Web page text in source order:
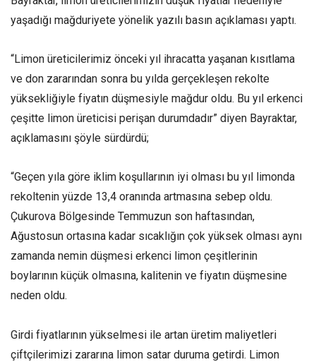
yaşadığı mağduriyete yönelik yazılı basın açıklaması yaptı.
“Limon üreticilerimiz önceki yıl ihracatta yaşanan kısıtlama
ve don zararından sonra bu yılda gerçekleşen rekolte
yüksekliğiyle fiyatın düşmesiyle mağdur oldu. Bu yıl erkenci
çeşitte limon üreticisi perişan durumdadır” diyen Bayraktar,
açıklamasını şöyle sürdürdü;
“Geçen yıla göre iklim koşullarının iyi olması bu yıl limonda
rekoltenin yüzde 13,4 oranında artmasına sebep oldu.
Çukurova Bölgesinde Temmuzun son haftasından,
Ağustosun ortasına kadar sıcaklığın çok yüksek olması aynı
zamanda nemin düşmesi erkenci limon çeşitlerinin
boylarının küçük olmasına, kalitenin ve fiyatın düşmesine
neden oldu.
Girdi fiyatlarının yükselmesi ile artan üretim maliyetleri
çiftçilerimizi zararına limon satar duruma getirdi. Limon